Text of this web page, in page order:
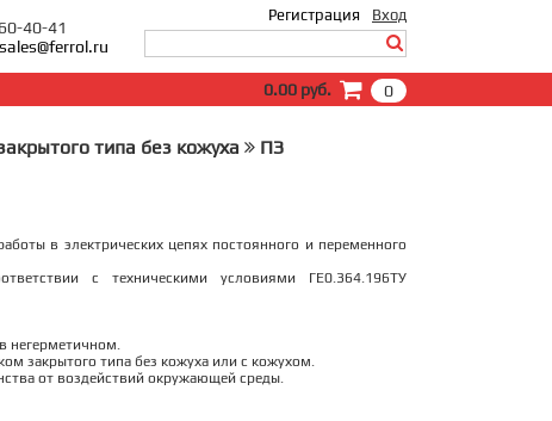
Вход
Запомнить меня
Регистрация
40-41
sales@ferrol.ru
0
0.00 руб.
типа без кожуха ПЗ
в электрических цепях постоянного и переменного
с техническими условиями ГЕ0.364.196ТУ
негерметичном.
закрытого типа без кожуха или с кожухом.
от воздействий окружающей среды.